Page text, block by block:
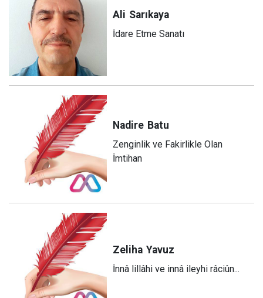
Ali Sarıkaya
İdare Etme Sanatı
Nadire Batu
Zenginlik ve Fakirlikle Olan
İmtihan
Zeliha Yavuz
​İnnâ lillâhi ve innâ ileyhi râciûn...